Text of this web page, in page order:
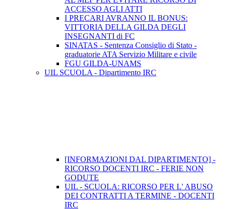
ACCESSO AGLI ATTI
I PRECARI AVRANNO IL BONUS:
VITTORIA DELLA GILDA DEGLI
INSEGNANTI di FC
SINATAS - Sentenza Consiglio di Stato -
graduatorie ATA Servizio Militare e civile
FGU GILDA-UNAMS
UIL SCUOLA - Dipartimento IRC
[INFORMAZIONI DAL DIPARTIMENTO] -
RICORSO DOCENTI IRC - FERIE NON
GODUTE
UIL - SCUOLA: RICORSO PER L' ABUSO
DEI CONTRATTI A TERMINE - DOCENTI
IRC